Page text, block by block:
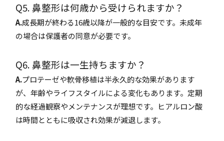
Q5. 鼻整形は何歳から受けられますか？
A.成長期が終わる16歳以降が一般的な目安です。未成年
の場合は保護者の同意が必要です。
Q6. 鼻整形は一生持ちますか？
A.プロテーゼや軟骨移植は半永久的な効果があります
が、年齢やライフスタイルによる変化もあります。定期
的な経過観察やメンテナンスが理想です。ヒアルロン酸
は時間とともに吸収され効果が減退します。